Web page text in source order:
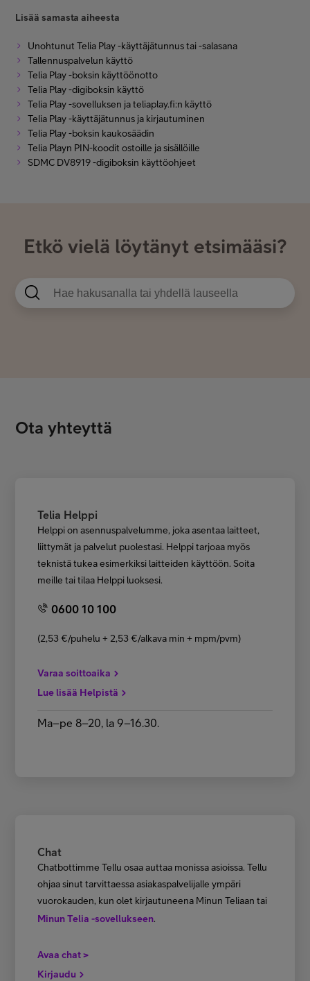
Lisää samasta aiheesta
Unohtunut Telia Play -käyttäjätunnus tai -salasana
Tallennuspalvelun käyttö
Telia Play -boksin käyttöönotto
Telia Play -digiboksin käyttö
Telia Play -sovelluksen ja teliaplay.fi:n käyttö
Telia Play -käyttäjätunnus ja kirjautuminen
Telia Play -boksin kaukosäädin
Telia Playn PIN-koodit ostoille ja sisällöille
SDMC DV8919 -digiboksin käyttöohjeet
Etkö vielä löytänyt etsimääsi?
Ota yhteyttä
Telia Helppi
Helppi on asennuspalvelumme, joka asentaa laitteet,
liittymät ja palvelut puolestasi. Helppi tarjoaa myös
teknistä tukea esimerkiksi laitteiden käyttöön. Soita
meille tai tilaa Helppi luoksesi.
0600 10 100
(2,53 €/puhelu + 2,53 €/alkava min + mpm/pvm)
Varaa soittoaika
Lue lisää Helpistä
Ma–pe 8–20, la 9–16.30.
Chat
Chatbottimme Tellu osaa auttaa monissa asioissa. Tellu
ohjaa sinut tarvittaessa asiakaspalvelijalle ympäri
vuorokauden, kun olet kirjautuneena Minun Teliaan tai
Minun Telia -sovellukseen.
Avaa chat >
Kirjaudu